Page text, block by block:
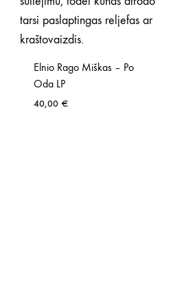
Elnio Rago Miškas – Po
Oda LP
40,00 €